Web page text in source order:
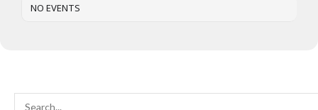
NO EVENTS